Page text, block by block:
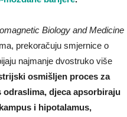
Biology and Medicine
prekoračuju smjernice o
najmanje dvostruko više
osmišljen proces za
djeca apsorbiraju
i hipotalamus,